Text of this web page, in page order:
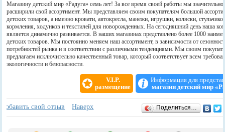
Магазину детский мир «Радуга» семь лет! За все время своей работы мы значительно
расширили свой ассортимент. Мы представляем своим покупателям большой
детских товаров, а именно кровати, автокресла, манежи, игрушки, коляски,
кормления, ходунков и текстилей для новорожденных. На сегодняшний день наша
является динамично развивается. В наших магазинах представлено более 1000
детских товаров. Мы постоянно меняем наш ассортимент, в зависимости от
потребностей рынка и в соответствии с различными тенденциями. Мы своим
предлагаем исключительно качественный товар, который соответствует всем
экологичности и безопасности.
V.I.P.
размещение
Информация для
магазин детский мир
Отзывы
Добавить свой отзыв Наверх Поделиться…